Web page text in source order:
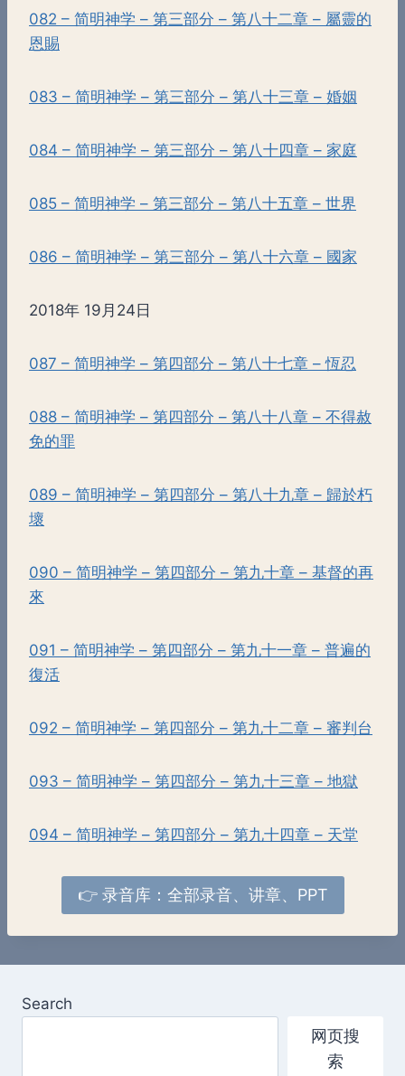
082 – 简明神学 – 第三部分 – 第八十二章 – 屬靈的
恩賜
083 – 简明神学 – 第三部分 – 第八十三章 – 婚姻
084 – 简明神学 – 第三部分 – 第八十四章 – 家庭
085 – 简明神学 – 第三部分 – 第八十五章 – 世界
086 – 简明神学 – 第三部分 – 第八十六章 – 國家
2018年 19月24日
087 – 简明神学 – 第四部分 – 第八十七章 – 恆忍
088 – 简明神学 – 第四部分 – 第八十八章 – 不得赦
免的罪
089 – 简明神学 – 第四部分 – 第八十九章 – 歸於朽
壞
090 – 简明神学 – 第四部分 – 第九十章 – 基督的再
來
091 – 简明神学 – 第四部分 – 第九十一章 – 普遍的
復活
092 – 简明神学 – 第四部分 – 第九十二章 – 審判台
093 – 简明神学 – 第四部分 – 第九十三章 – 地獄
094 – 简明神学 – 第四部分 – 第九十四章 – 天堂
👉 录音库：全部录音、讲章、PPT
Search
网页搜
索